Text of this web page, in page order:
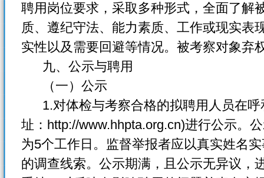
聘用岗位要求，采取多种形式，全面了解
质、遵纪守法、能力素质、工作或现实表
实性以及需要回避等情况。被考察对象弃
九、公示与聘用
（一）公示
1.对体检与考察合格的拟聘用人员在呼
址：http://www.hhpta.org.cn)进行公示。
为5个工作日。监督举报者应以真实姓名
的调查线索。公示期满，且公示无异议，